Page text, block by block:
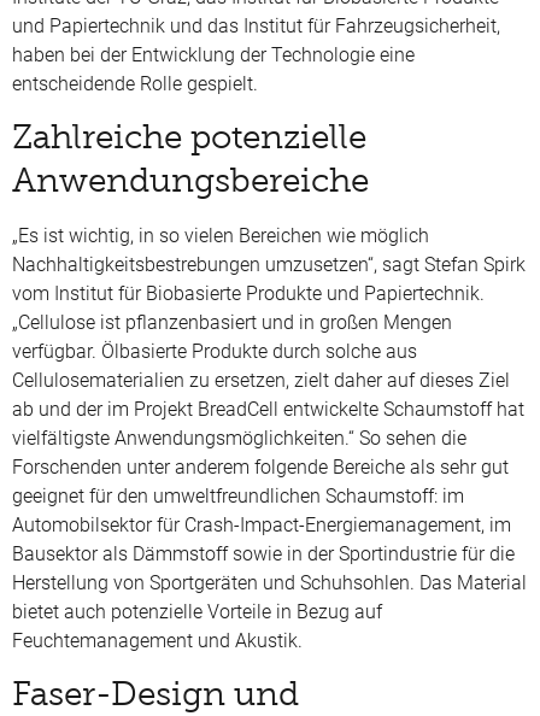
und Papiertechnik und das Institut für Fahrzeugsicherheit,
haben bei der Entwicklung der Technologie eine
entscheidende Rolle gespielt.
Zahlreiche potenzielle
Anwendungsbereiche
„Es ist wichtig, in so vielen Bereichen wie möglich
Nachhaltigkeitsbestrebungen umzusetzen“, sagt Stefan Spirk
vom Institut für Biobasierte Produkte und Papiertechnik.
„Cellulose ist pflanzenbasiert und in großen Mengen
verfügbar. Ölbasierte Produkte durch solche aus
Cellulosematerialien zu ersetzen, zielt daher auf dieses Ziel
ab und der im Projekt BreadCell entwickelte Schaumstoff hat
vielfältigste Anwendungsmöglichkeiten.“ So sehen die
Forschenden unter anderem folgende Bereiche als sehr gut
geeignet für den umweltfreundlichen Schaumstoff: im
Automobilsektor für Crash-Impact-Energiemanagement, im
Bausektor als Dämmstoff sowie in der Sportindustrie für die
Herstellung von Sportgeräten und Schuhsohlen. Das Material
bietet auch potenzielle Vorteile in Bezug auf
Feuchtemanagement und Akustik.
Faser-Design und